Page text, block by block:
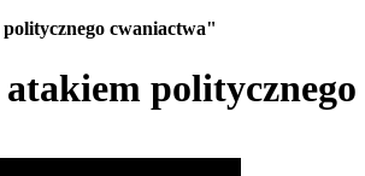
cwaniactwa"